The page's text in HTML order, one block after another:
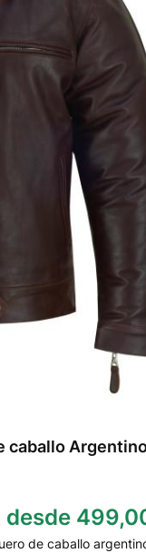
caballo
desde
de caballo